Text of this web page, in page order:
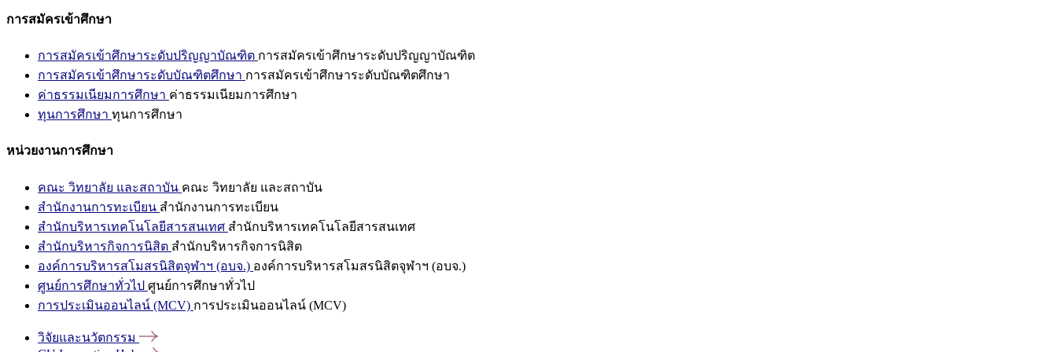
การสมัครเข้าศึกษา
การสมัครเข้าศึกษาระดับปริญญาบัณฑิต การสมัครเข้าศึกษาระดับปริญญาบัณฑิต
การสมัครเข้าศึกษาระดับบัณฑิตศึกษา การสมัครเข้าศึกษาระดับบัณฑิตศึกษา
ค่าธรรมเนียมการศึกษา ค่าธรรมเนียมการศึกษา
ทุนการศึกษา ทุนการศึกษา
หน่วยงานการศึกษา
คณะ วิทยาลัย และสถาบัน คณะ วิทยาลัย และสถาบัน
สำนักงานการทะเบียน สำนักงานการทะเบียน
สำนักบริหารเทคโนโลยีสารสนเทศ สำนักบริหารเทคโนโลยีสารสนเทศ
สำนักบริหารกิจการนิสิต สำนักบริหารกิจการนิสิต
องค์การบริหารสโมสรนิสิตจุฬาฯ (อบจ.) องค์การบริหารสโมสรนิสิตจุฬาฯ (อบจ.)
ศูนย์การศึกษาทั่วไป ศูนย์การศึกษาทั่วไป
การประเมินออนไลน์ (MCV) การประเมินออนไลน์ (MCV)
วิจัยและนวัตกรรม